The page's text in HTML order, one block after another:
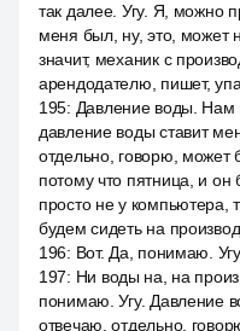
так далее. Угу. Я, можно
меня был, ну, это, может
значит, механик с
арендодателю, пишет,
195: Давление воды. Нам
давление воды ставит
отдельно, говорю, может
потому что пятница, и он
просто не у компьютера,
будем сидеть на
196: Вот. Да, понимаю. Угу.
197: Ни воды на, на
понимаю. Угу. Давление
отвечаю, отдельно,